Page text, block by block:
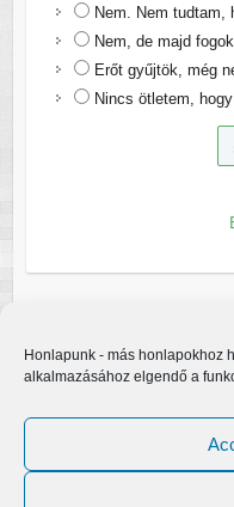
Honlapunk - más honlapokhoz
alkalmazásához elgendő a
Nem. Nem tudtam,
Nem, de majd
Erőt gyűjtök, még
Nincs ötletem,